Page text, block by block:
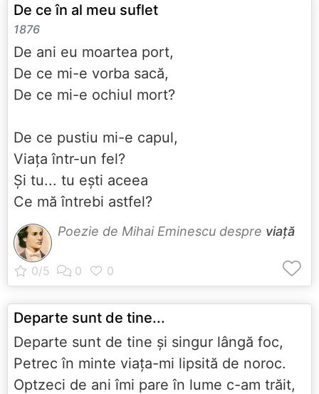
De ce în al meu suflet
1876
De ani eu moartea port,
De ce mi-e vorba sacă,
De ce mi-e ochiul mort?
De ce pustiu mi-e capul,
Viața într-un fel?
Şi tu... tu ești aceea
Ce mă întrebi astfel?
Poezie de Mihai Eminescu despre viață
Departe sunt de tine...
Departe sunt de tine şi singur lângă foc,
Petrec în minte viaţa-mi lipsită de noroc.
Optzeci de ani îmi pare în lume c-am trăit,